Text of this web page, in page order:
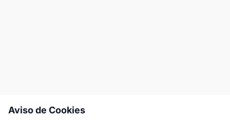
Aviso de Cookies